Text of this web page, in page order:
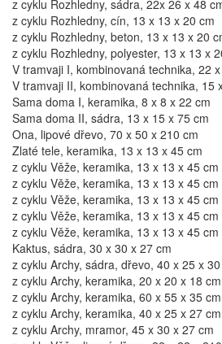
z cyklu Rozhledny, sádra, 22x 26 x 48
z cyklu Rozhledny, cín, 13 x 13 x 20 cm
z cyklu Rozhledny, beton, 13 x 13 x 20
z cyklu Rozhledny, polyester, 13 x 13 x
V tramvaji I, kombinovaná technika, 22
V tramvaji II, kombinovaná technika, 15
Sama doma I, keramika, 8 x 8 x 22 cm
Sama doma II, sádra, 13 x 15 x 75 cm
Ona, lipové dřevo, 70 x 50 x 210 cm
Zlaté tele, keramika, 13 x 13 x 45 cm
z cyklu Věže, keramika, 13 x 13 x 45 cm
z cyklu Věže, keramika, 13 x 13 x 45 cm
z cyklu Věže, keramika, 13 x 13 x 45 cm
z cyklu Věže, keramika, 13 x 13 x 45 cm
z cyklu Věže, keramika, 13 x 13 x 45 cm
Kaktus, sádra, 30 x 30 x 27 cm
z cyklu Archy, sádra, dřevo, 40 x 25 x
z cyklu Archy, keramika, 20 x 20 x 18 cm
z cyklu Archy, keramika, 60 x 55 x 35 cm
z cyklu Archy, keramika, 40 x 25 x 27 cm
z cyklu Archy, mramor, 45 x 30 x 27 cm